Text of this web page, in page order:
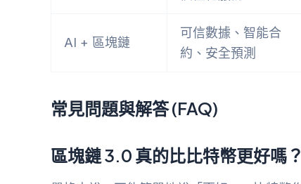
AI + 區塊鏈
可信數據、智能合
約、安全預測
常見問題與解答 (FAQ)
區塊鏈 3.0 真的比比特幣更好嗎？